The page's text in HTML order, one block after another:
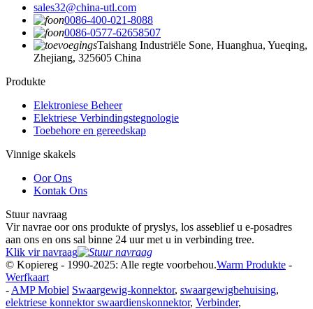
sales32@china-utl.com
0086-400-021-8088
0086-0577-62658507
Taishang Industriële Sone, Huanghua, Yueqing,
Zhejiang, 325605 China
Produkte
Elektroniese Beheer
Elektriese Verbindingstegnologie
Toebehore en gereedskap
Vinnige skakels
Oor Ons
Kontak Ons
Stuur navraag
Vir navrae oor ons produkte of pryslys, los asseblief u e-posadres
aan ons en ons sal binne 24 uur met u in verbinding tree.
Klik vir navraag
© Kopiereg - 1990-2025: Alle regte voorbehou.Warm Produkte -
Werfkaart
- AMP Mobiel Swaargewig-konnektor, swaargewigbehuising,
elektriese konnektor swaardienskonnektor, Verbinder,